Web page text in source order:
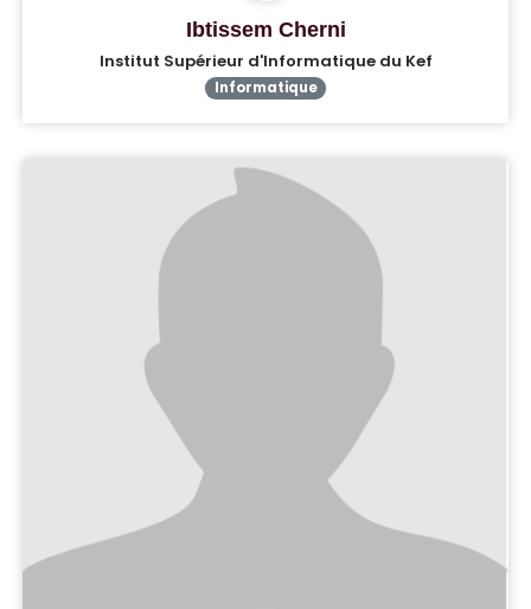
Ibtissem Cherni
Institut Supérieur d'Informatique du Kef
Informatique